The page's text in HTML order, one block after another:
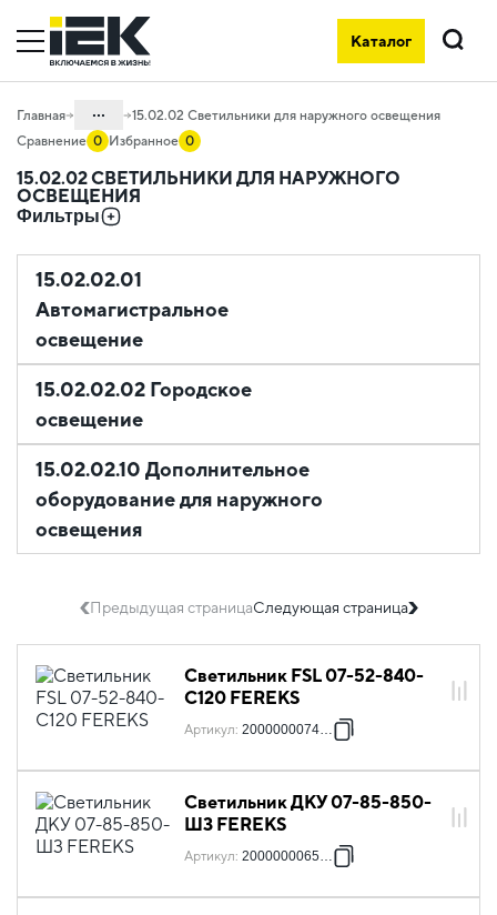
Каталог
Поиск
Главная ...
Каталог
15. Проектная светотехника LEDEL и
FEREKS
15.02 Проектное освещение FEREKS
15.02.02 Светильники для наружного освещения
Сравнение 0 Избранное 0
15.02.02 СВЕТИЛЬНИКИ ДЛЯ НАРУЖНОГО
ОСВЕЩЕНИЯ
Фильтры
15.02.02.01
Автомагистральное
освещение
15.02.02.02 Городское
освещение
15.02.02.10 Дополнительное
оборудование для наружного
освещения
Предыдущая страницаСледующая страница
Светильник FSL 07-52-840-
C120 FEREKS
Артикул: 2000000074665
Светильник ДКУ 07-85-850-
Ш3 FEREKS
Артикул: 2000000065199